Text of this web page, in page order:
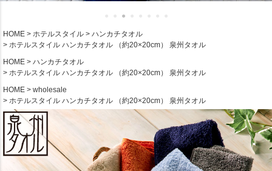
HOME ホテルスタイル
ハンカチタオル
ホテルスタイル ハンカチタオル （約20×20cm） 泉州タオル
HOME
ハンカチタオル
ホテルスタイル ハンカチタオル （約20×20cm） 泉州タオル
HOME
wholesale
ホテルスタイル ハンカチタオル （約20×20cm） 泉州タオル